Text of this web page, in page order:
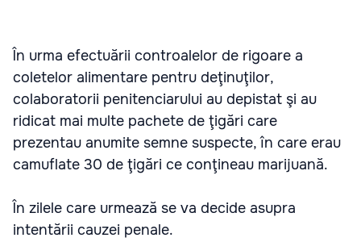
În urma efectuării controalelor de rigoare a
coletelor alimentare pentru deţinuţilor,
colaboratorii penitenciarului au depistat şi au
ridicat mai multe pachete de ţigări care
prezentau anumite semne suspecte, în care erau
camuflate 30 de ţigări ce conţineau marijuană.
În zilele care urmează se va decide asupra
intentării cauzei penale.